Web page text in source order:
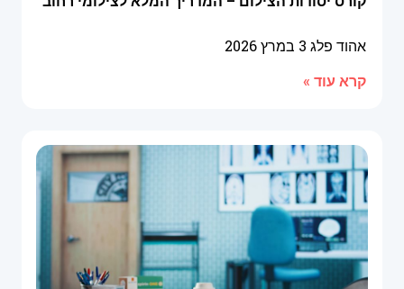
אהוד פלג 3 במרץ 2026
קרא עוד »